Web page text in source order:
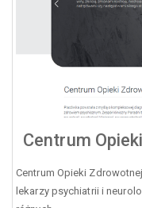
Centrum
Centrum Opieki
lekarzy psychiatrii i